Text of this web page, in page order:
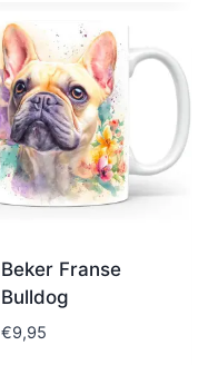
Beker Franse
Bulldog
€9,95